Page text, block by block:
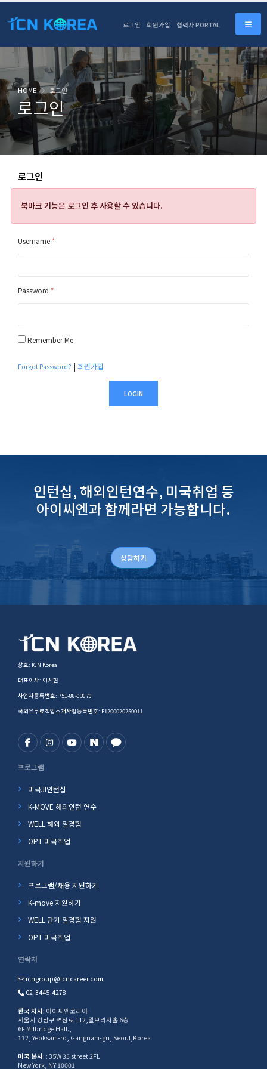
로그인 회원가입 협력사 PORTAL
로그인
HOME 로그인
로그인
북마크 기능은 로그인 후 사용할 수 있습니다.
Username *
Password *
Remember Me
Forgot Password? | 회원가입
LOGIN
인턴십, 해외인턴연수, 미국취업 등
아이씨엔과 함께라면 가능합니다.
상담하기
상호: ICN Korea
대표이사: 이시현
사업자등록번호: 751-88-03670
국외유무료직업소개사업등록번호: F1200020250011
프로그램
미국JI인턴십
K-MOVE 해외인턴 연수
WELL 해외 일경험
OPT 미국취업
지원하기
프로그램/채용 지원하기
K-move 지원하기
WELL 단기 일경험 지원
OPT 미국취업
연락처
icngroup@icncareer.com
02-3445-4278
한국 지사: 아이씨엔코리아
서울시 강남구 역삼로 112,밀브리지홀 6층
6F Milbridge Hall.,
112, Yeoksam-ro, Gangnam-gu, Seoul,Korea
미국 본사: : 35W 35 street 2FL
New York, NY 10001